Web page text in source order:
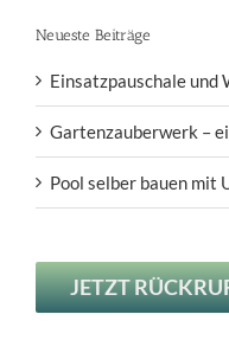
Neueste Beiträge
Einsatzpauschale und
Gartenzauberwerk –
Pool selber bauen mit
JETZT